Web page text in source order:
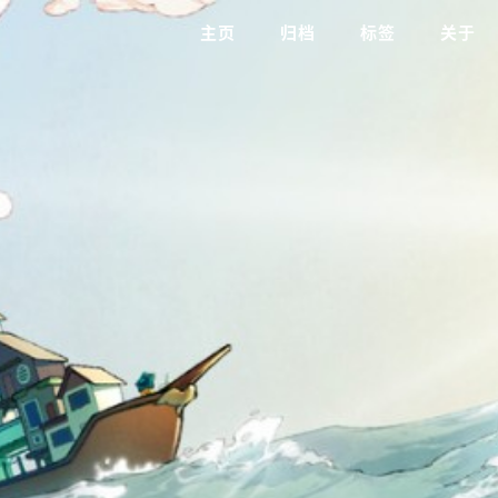
主页 归档 标签 关于